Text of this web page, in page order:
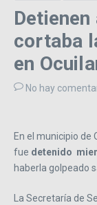
cortaba
en
No hay
En el municipio de
fue detenido
haberla golpeado
La Secretaría de